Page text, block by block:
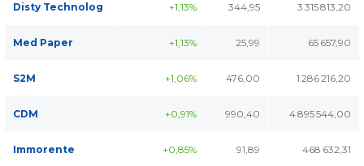
Disty Technolog +1,13% 344,95 3 315 813,20
Med Paper +1,13% 25,99 65 657,90
S2M +1,06% 476,00 1 286 216,20
CDM +0,91% 990,40 4 895 544,00
Immorente +0,85% 91,89 468 632,31